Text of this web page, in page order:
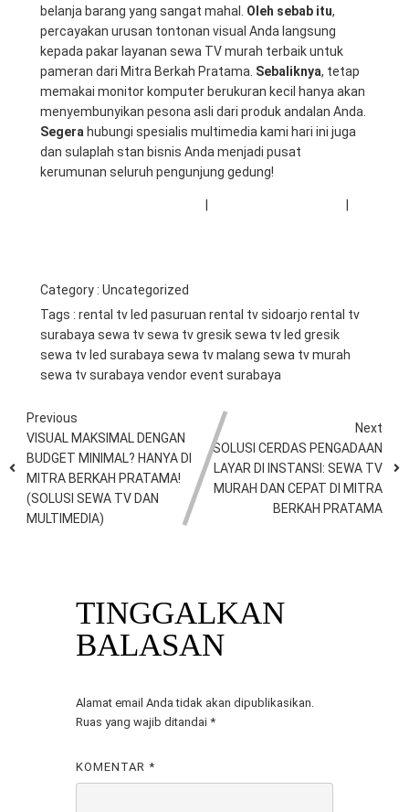
belanja barang yang sangat mahal. Oleh sebab itu,
percayakan urusan tontonan visual Anda langsung
kepada pakar layanan sewa TV murah terbaik untuk
pameran dari Mitra Berkah Pratama. Sebaliknya, tetap
memakai monitor komputer berukuran kecil hanya akan
menyembunyikan pesona asli dari produk andalan Anda.
Segera hubungi spesialis multimedia kami hari ini juga
dan sulaplah stan bisnis Anda menjadi pusat
kerumunan seluruh pengunjung gedung!
| |
Category : Uncategorized
Tags : rental tv led pasuruan rental tv sidoarjo rental tv
surabaya sewa tvsewa tv gresiksewa tv led gresik
sewa tv led surabaya sewa tv malang sewa tv murah
sewa tv surabaya vendor event surabaya
Previous
VISUAL MAKSIMAL DENGAN
BUDGET MINIMAL? HANYA DI
MITRA BERKAH PRATAMA!
(SOLUSI SEWA TV DAN
MULTIMEDIA)
Next
SOLUSI CERDAS PENGADAAN
LAYAR DI INSTANSI: SEWA TV
MURAH DAN CEPAT DI MITRA
BERKAH PRATAMA
TINGGALKAN
BALASAN
Alamat email Anda tidak akan dipublikasikan.
Ruas yang wajib ditandai *
KOMENTAR *